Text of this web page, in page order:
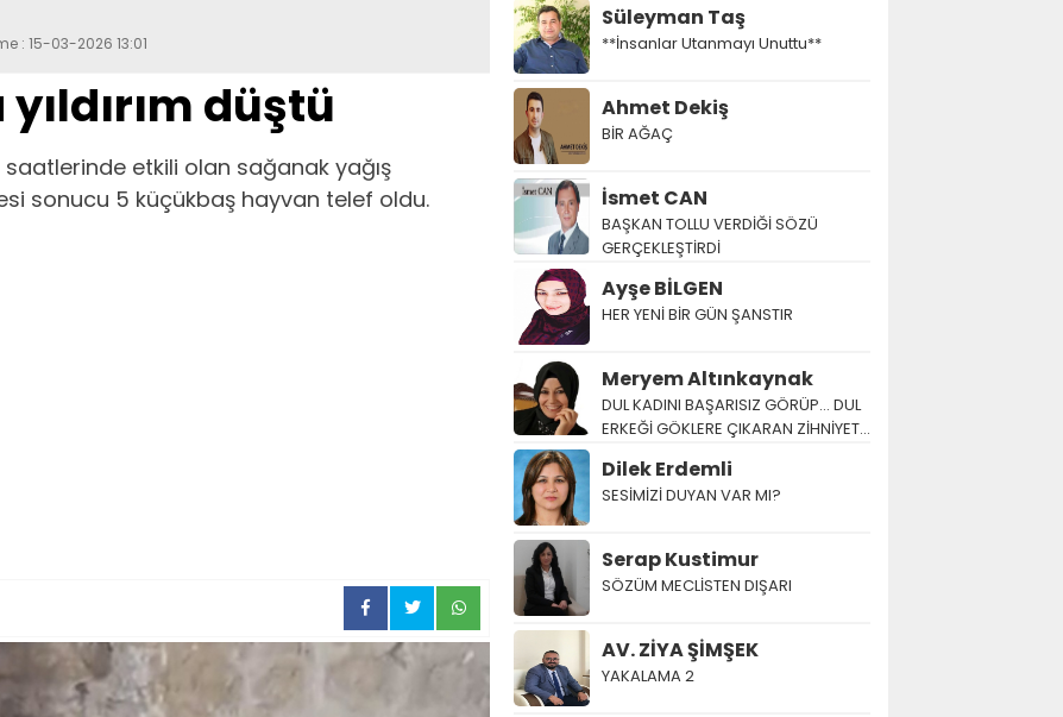
: 15-03-2026 13:01
düştü
etkili olan sağanak yağış
sonucu 5 küçükbaş hayvan telef oldu.
Süleyman Taş
**İnsanlar Utanmayı Unuttu**
Ahmet Dekiş
BİR AĞAÇ
İsmet CAN
BAŞKAN TOLLU VERDİĞİ SÖZÜ
GERÇEKLEŞTİRDİ
Ayşe BİLGEN
HER YENİ BİR GÜN ŞANSTIR
Meryem Altınkaynak
DUL KADINI BAŞARISIZ GÖRÜP… DUL
ERKEĞİ GÖKLERE ÇIKARAN ZİHNİYET…
Dilek Erdemli
SESİMİZİ DUYAN VAR MI?
Serap Kustimur
SÖZÜM MECLİSTEN DIŞARI
AV. ZİYA ŞİMŞEK
YAKALAMA 2